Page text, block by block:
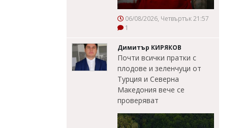
06/08/2026, Четвъртък 21:57
1
Димитър КИРЯКОВ
Почти всички пратки с
плодове и зеленчуци от
Турция и Северна
Македония вече се
проверяват